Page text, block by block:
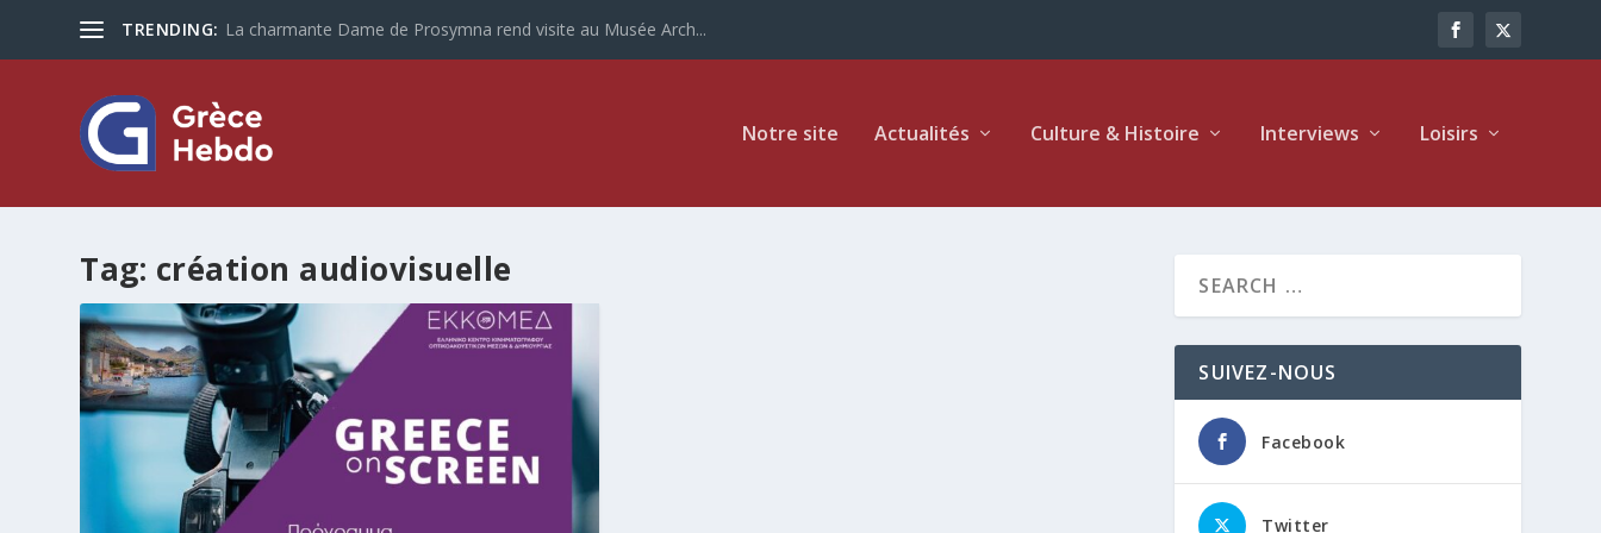
TRENDING: La charmante Dame de Prosymna rend visite au Musée Arch...
Notre site Actualités Culture & Histoire Interviews Loisirs
Tag: création audiovisuelle
SUIVEZ-NOUS
Facebook
Twitter